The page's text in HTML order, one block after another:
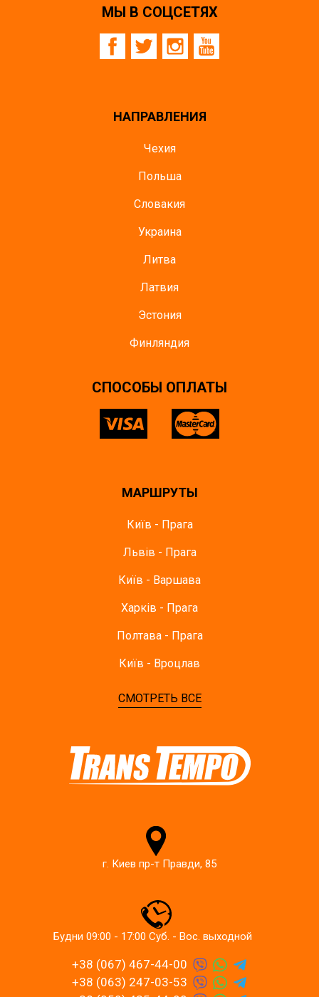
МЫ В СОЦСЕТЯХ
НАПРАВЛЕНИЯ
Чехия
Польша
Словакия
Украина
Литва
Латвия
Эстония
Финляндия
CПОСОБЫ ОПЛАТЫ
МАРШРУТЫ
Київ - Прага
Львів - Прага
Київ - Варшава
Харків - Прага
Полтава - Прага
Київ - Вроцлав
СМОТРЕТЬ ВСЕ
г. Киев пр-т Правди, 85
Будни 09:00 - 17:00 Суб. - Вос. выходной
+38 (067) 467-44-00
+38 (063) 247-03-53